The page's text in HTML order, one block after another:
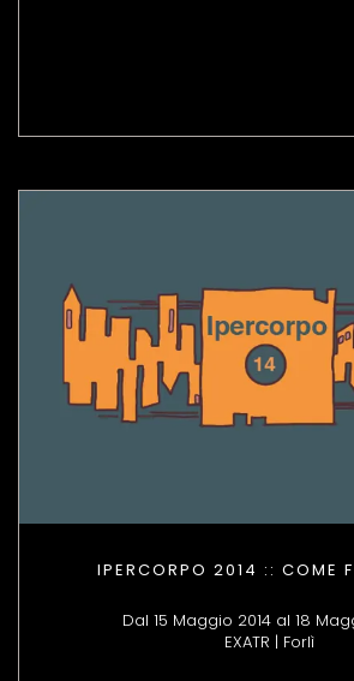
IPERCORPO 2014 :: COME
Dal 15 Maggio 2014 al 18
EXATR | Forlì